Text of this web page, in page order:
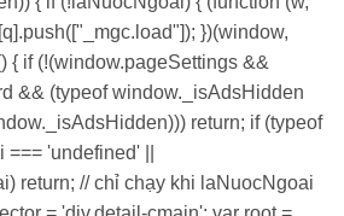
})(window,
{ if (!(window.pageSettings &&
&& (typeof window._isAdsHidden
return; if (typeof
'undefined' ||
return; // chỉ chạy khi laNuocNgoai